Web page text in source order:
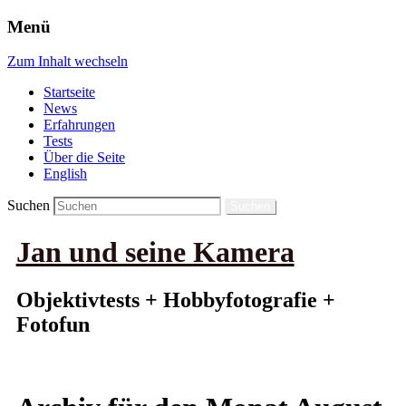
Menü
Zum Inhalt wechseln
Startseite
News
Erfahrungen
Tests
Über die Seite
English
Suchen
Jan und seine Kamera
Objektivtests + Hobbyfotografie +
Fotofun